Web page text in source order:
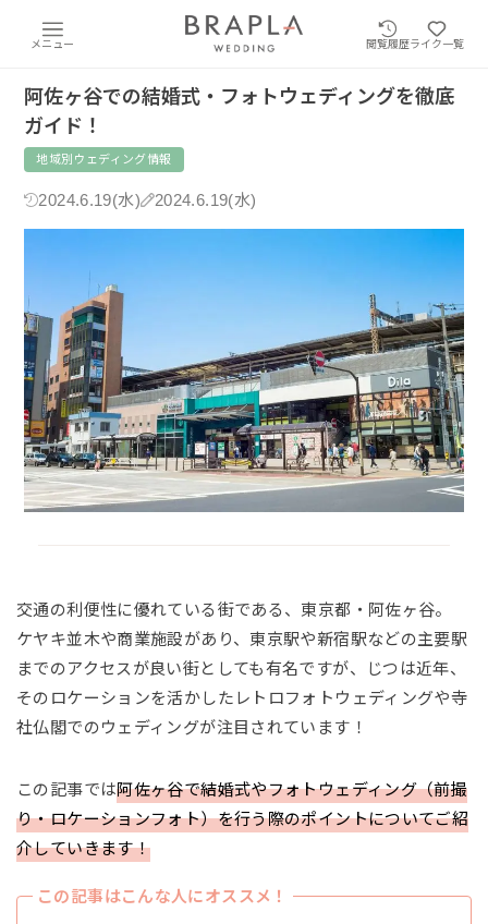
メニュー 閲覧履歴ライク一覧
阿佐ヶ谷での結婚式・フォトウェディングを徹底
ガイド！
地域別ウェディング情報
2024.6.19(水) 2024.6.19(水)
交通の利便性に優れている街である、東京都・阿佐ヶ谷。
ケヤキ並木や商業施設があり、東京駅や新宿駅などの主要駅
までのアクセスが良い街としても有名ですが、じつは近年、
そのロケーションを活かしたレトロフォトウェディングや寺
社仏閣でのウェディングが注目されています！
この記事では阿佐ヶ谷で結婚式やフォトウェディング（前撮
り・ロケーションフォト）を行う際のポイントについてご紹
介していきます！
この記事はこんな人にオススメ！